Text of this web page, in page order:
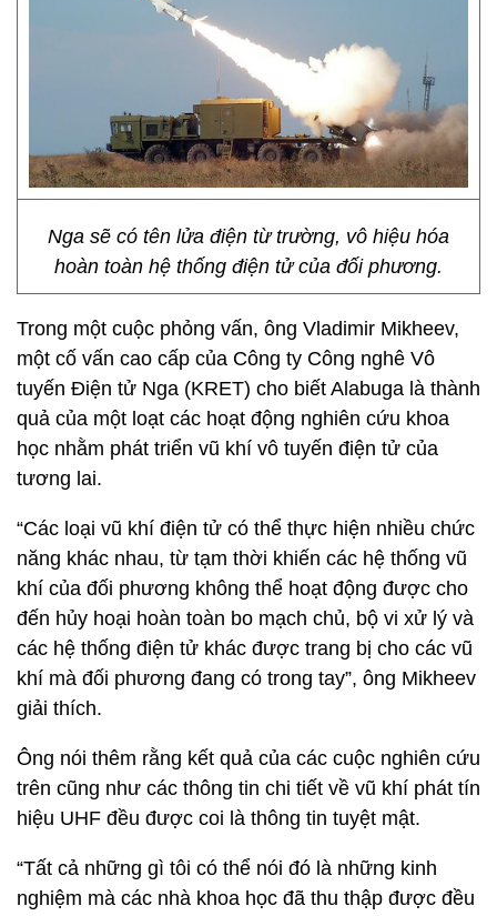
Nga sẽ có tên lửa điện từ trường, vô hiệu hóa
hoàn toàn hệ thống điện tử của đối phương.
Trong một cuộc phỏng vấn, ông Vladimir Mikheev,
một cố vấn cao cấp của Công ty Công nghê Vô
tuyến Điện tử Nga (KRET) cho biết Alabuga là thành
quả của một loạt các hoạt động nghiên cứu khoa
học nhằm phát triển vũ khí vô tuyến điện tử của
tương lai.
“Các loại vũ khí điện tử có thể thực hiện nhiều chức
năng khác nhau, từ tạm thời khiến các hệ thống vũ
khí của đối phương không thể hoạt động được cho
đến hủy hoại hoàn toàn bo mạch chủ, bộ vi xử lý và
các hệ thống điện tử khác được trang bị cho các vũ
khí mà đối phương đang có trong tay”, ông Mikheev
giải thích.
Ông nói thêm rằng kết quả của các cuộc nghiên cứu
trên cũng như các thông tin chi tiết về vũ khí phát tín
hiệu UHF đều được coi là thông tin tuyệt mật.
“Tất cả những gì tôi có thể nói đó là những kinh
nghiệm mà các nhà khoa học đã thu thập được đều